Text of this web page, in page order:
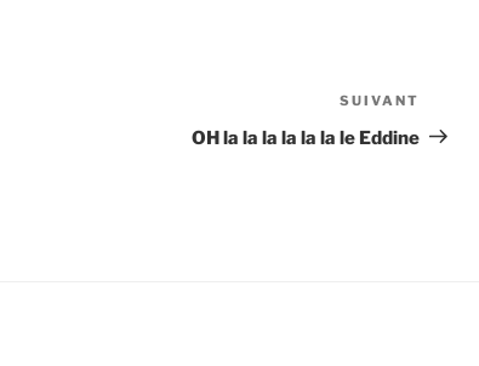
suivant
SUIVANT
OH la la la la la la le Eddine